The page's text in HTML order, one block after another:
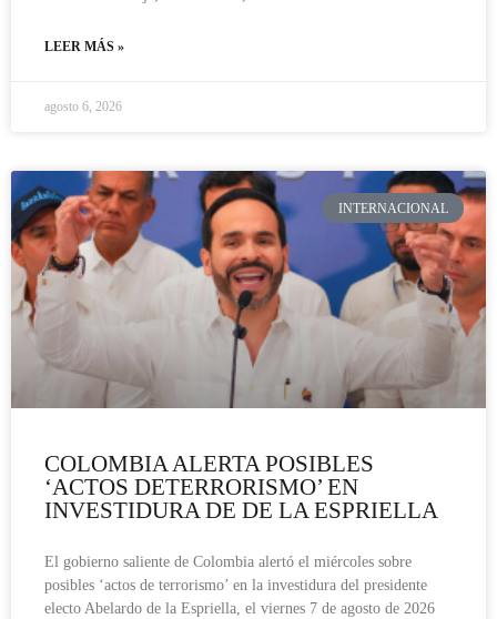
LEER MÁS »
agosto 6, 2026
INTERNACIONAL
COLOMBIA ALERTA POSIBLES
‘ACTOS DETERRORISMO’ EN
INVESTIDURA DE DE LA ESPRIELLA
El gobierno saliente de Colombia alertó el miércoles sobre
posibles ‘actos de terrorismo’ en la investidura del presidente
electo Abelardo de la Espriella, el viernes 7 de agosto de 2026